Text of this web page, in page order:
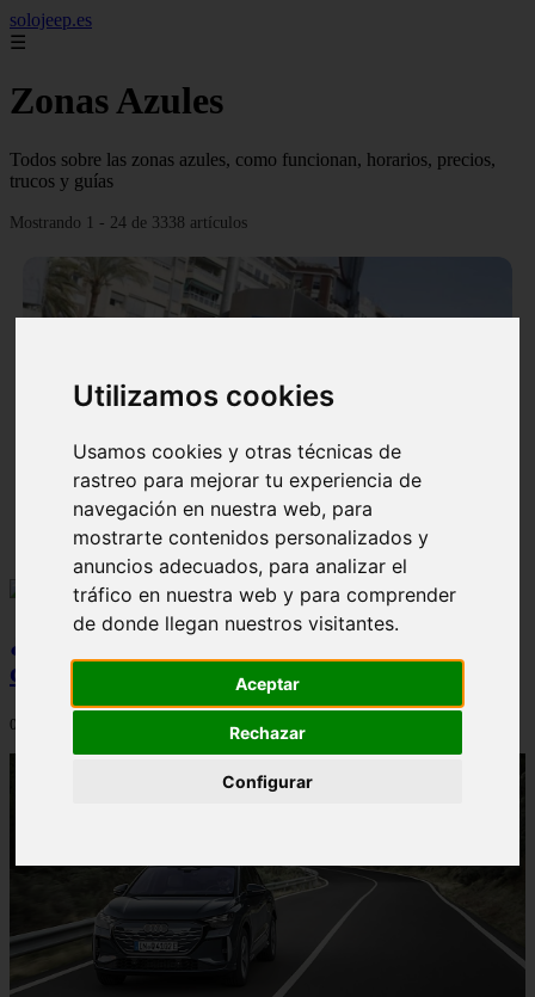
Utilizamos cookies
Usamos cookies y otras técnicas de
rastreo para mejorar tu experiencia de
navegación en nuestra web, para
mostrarte contenidos personalizados y
anuncios adecuados, para analizar el
tráfico en nuestra web y para comprender
de donde llegan nuestros visitantes.
Aceptar
Rechazar
Configurar
solojeep.es
☰
Zonas Azules
Todos sobre las zonas azules, como funcionan, horarios, precios,
trucos y guías
Mostrando 1 - 24 de 3338 artículos
▷ Zona Azul Córdoba 《 Horarios y Tarifas 2024 》
¿Qué Seat Ibiza merece más la pena
comprar?
08/08/2026